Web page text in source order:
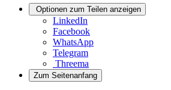
Optionen zum Teilen anzeigen
LinkedIn
Facebook
WhatsApp
Telegram
Threema
Zum Seitenanfang